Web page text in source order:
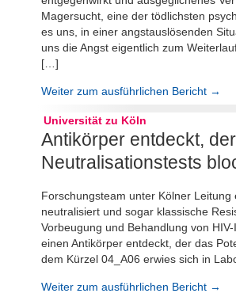
Magersucht, eine der tödlichsten
es uns, in einer angstauslösenden
uns die Angst eigentlich zum
[…]
Weiter zum ausführlichen Bericht →
Universität zu Köln
Antikörper entdeckt,
Neutralisationstests
Forschungsteam unter Kölner
neutralisiert und sogar klassische
Vorbeugung und Behandlung von
einen Antikörper entdeckt, der das
dem Kürzel 04_A06 erwies sich in
Weiter zum ausführlichen Bericht →